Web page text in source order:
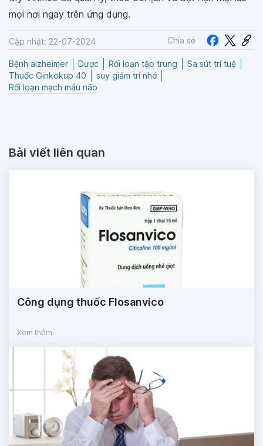
mọi nơi ngay trên ứng dụng.
Cập nhật: 22-07-2024 Chia sẻ
Bệnh alzheimer Dược Rối loạn tập trung
Sa sút trí tuệ
Thuốc Ginkokup 40
suy giảm trí nhớ
Rối loạn mạch máu não
Bài viết liên quan
Công dụng thuốc Flosanvico
Xem thêm